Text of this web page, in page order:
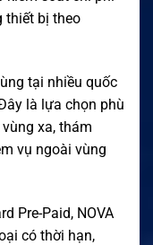
thiết bị theo
tại nhiều quốc
là lựa chọn phù
xa, thám
vụ ngoài vùng
Pre-Paid, NOVA
có thời hạn,